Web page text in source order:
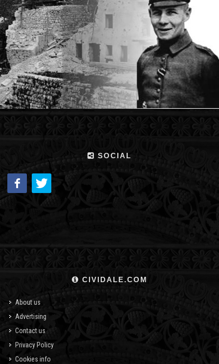
SOCIAL
CIVIDALE.COM
About us
Advertising
Contact us
Privacy Policy
Cookies info